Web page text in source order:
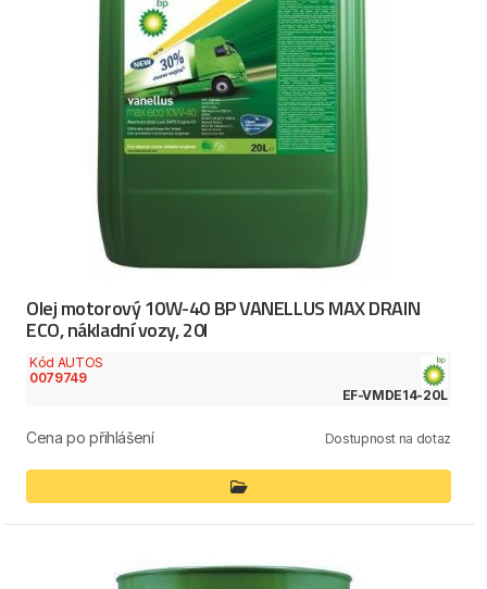
Olej motorový 10W-40 BP VANELLUS MAX DRAIN
ECO, nákladní vozy, 20l
Kód AUTOS
0079749
EF-VMDE14-20L
Cena po přihlášení Dostupnost na dotaz